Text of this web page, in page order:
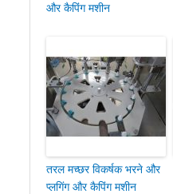
और कैपिंग मशीन
तरल मच्छर विकर्षक भरने और
प्लगिंग और कैपिंग मशीन